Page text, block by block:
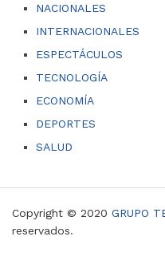
NACIONALES
INTERNACIONALES
ESPECTÁCULOS
TECNOLOGÍA
ECONOMÍA
DEPORTES
SALUD
Copyright © 2020 GRUPO
reservados.